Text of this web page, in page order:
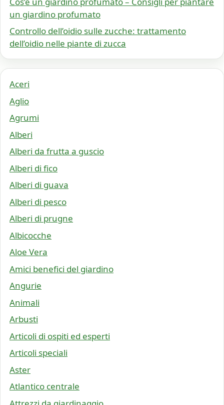
un giardino profumato
Controllo dell’oidio sulle zucche: trattamento
dell’oidio nelle piante di zucca
Aceri
Aglio
Agrumi
Alberi
Alberi da frutta a guscio
Alberi di fico
Alberi di guava
Alberi di pesco
Alberi di prugne
Albicocche
Aloe Vera
Amici benefici del giardino
Angurie
Animali
Arbusti
Articoli di ospiti ed esperti
Articoli speciali
Aster
Atlantico centrale